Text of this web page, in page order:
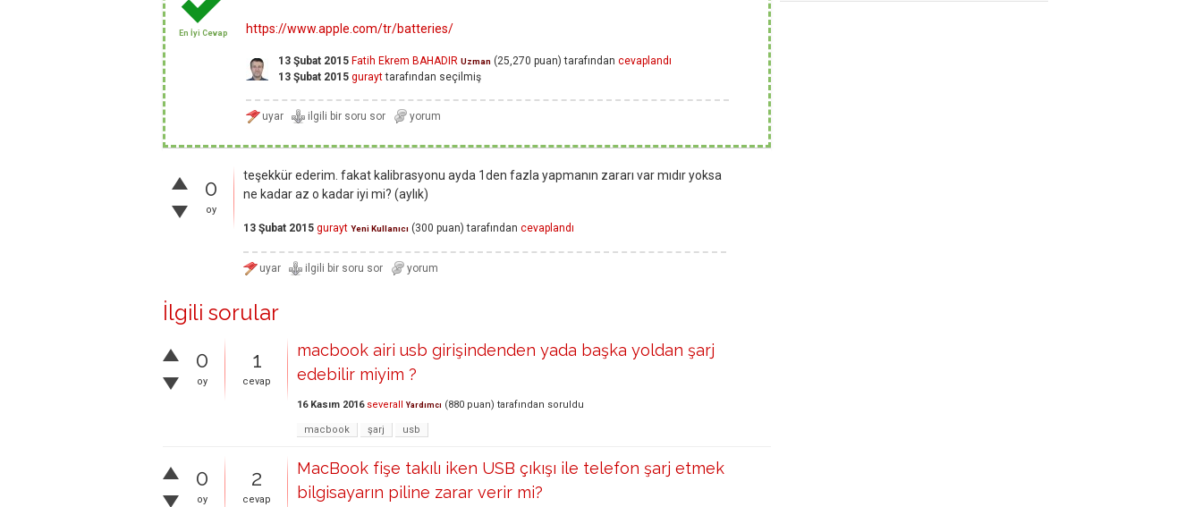
En İyi Cevap https://www.apple.com/tr/batteries/
13 Şubat 2015 Fatih Ekrem BAHADIR Uzman (25,270 puan) tarafından cevaplandı
13 Şubat 2015 gurayttarafından seçilmiş
0
oy
teşekkür ederim. fakat kalibrasyonu ayda 1den fazla yapmanın zararı var mıdır yoksa
ne kadar az o kadar iyi mi? (aylık)
13 Şubat 2015 gurayt Yeni Kullanıcı (300 puan) tarafından cevaplandı
İlgili sorular
0
oy
1
cevap
macbook airi usb girişindenden yada başka yoldan şarj
edebilir miyim ?
16 Kasım 2016 severall Yardımcı (880 puan) tarafından soruldu
macbook şarj usb
0
oy
2
cevap
MacBook fişe takılı iken USB çıkışı ile telefon şarj etmek
bilgisayarın piline zarar verir mi?